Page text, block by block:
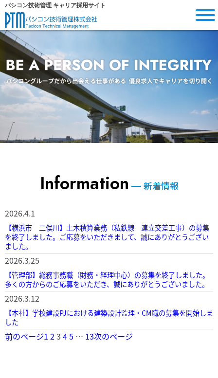
内
容
を
キ
ッ
プ
パシコン技術管理 キャリア採用サイト
Information 新着情報
2026.4.1
【横浜市 二俣川】土木積算業務（私鉄線 連立交差工事）の募集
を終了しました。ご応募をいただきまして、誠にありがとうござい
ました。
2026.3.25
【管理部】総務事務職（財務・経理中心）の募集を終了しました。
多くの方からのご応募をいただき、誠にありがとうございました。
2026.3.12
【本社】学校建設PJにおける建築設計監理・CM職の募集を開始しま
した
前のページ1 23 45 … 13次のページ